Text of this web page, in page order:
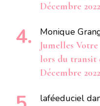
Décembre
Monique
Jumelles
lors du transit
Décembre
laféeduciel